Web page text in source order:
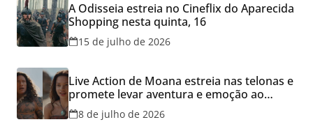
A Odisseia estreia no Cineflix do Aparecida
Shopping nesta quinta, 16
15 de julho de 2026
Live Action de Moana estreia nas telonas e
promete levar aventura e emoção ao
Cineflix do Aparecida Shopping
8 de julho de 2026